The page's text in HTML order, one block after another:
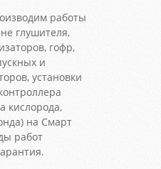
работы
глушителя,
гофр,
и
установки
кислорода,
на Смарт
работ